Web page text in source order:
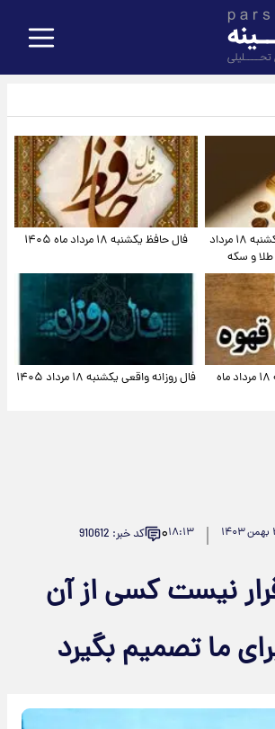
قیمت طلا و سکه امروز یکشنبه ۱۸ مرداد
فال حافظ یکشنبه ۱۸ مرداد ماه ۱۴۰۵
فال قهوه روزانه یکشنبه ۱۸ مرداد ماه
فال روزانه واقعی یکشنبه ۱۸ مرداد ۱۴۰۵
۱۸:۱۳۰ کد خبر: 910612
نیست کسی از آن
ما تصمیم بگیرد